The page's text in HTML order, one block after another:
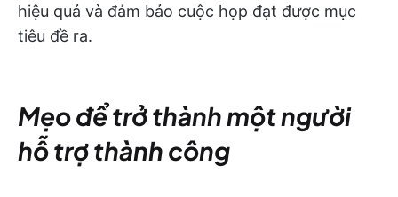
hiệu quả và đảm bảo cuộc họp đạt được mục
tiêu đề ra.
Mẹo để trở thành một người
hỗ trợ thành công